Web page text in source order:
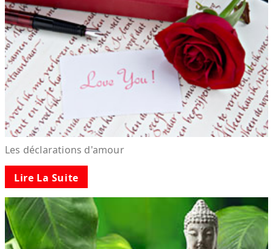
Les déclarations d'amour
Lire La Suite